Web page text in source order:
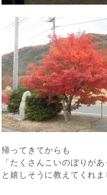
帰ってきてからも
「たくさんこいのぼりがあ
と嬉しそうに教えてくれ